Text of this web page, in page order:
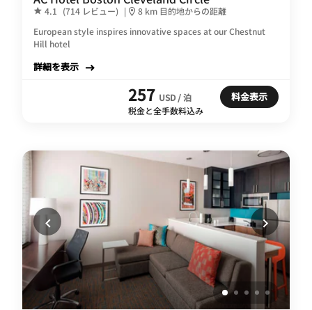
4.1 (714 レビュー) |
8 km 目的地からの距離
European style inspires innovative spaces at our Chestnut
Hill hotel
詳細を表示
257 USD / 泊
税金と全手数料込み
料金表示